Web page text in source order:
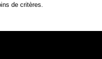
Ligne
de critères.